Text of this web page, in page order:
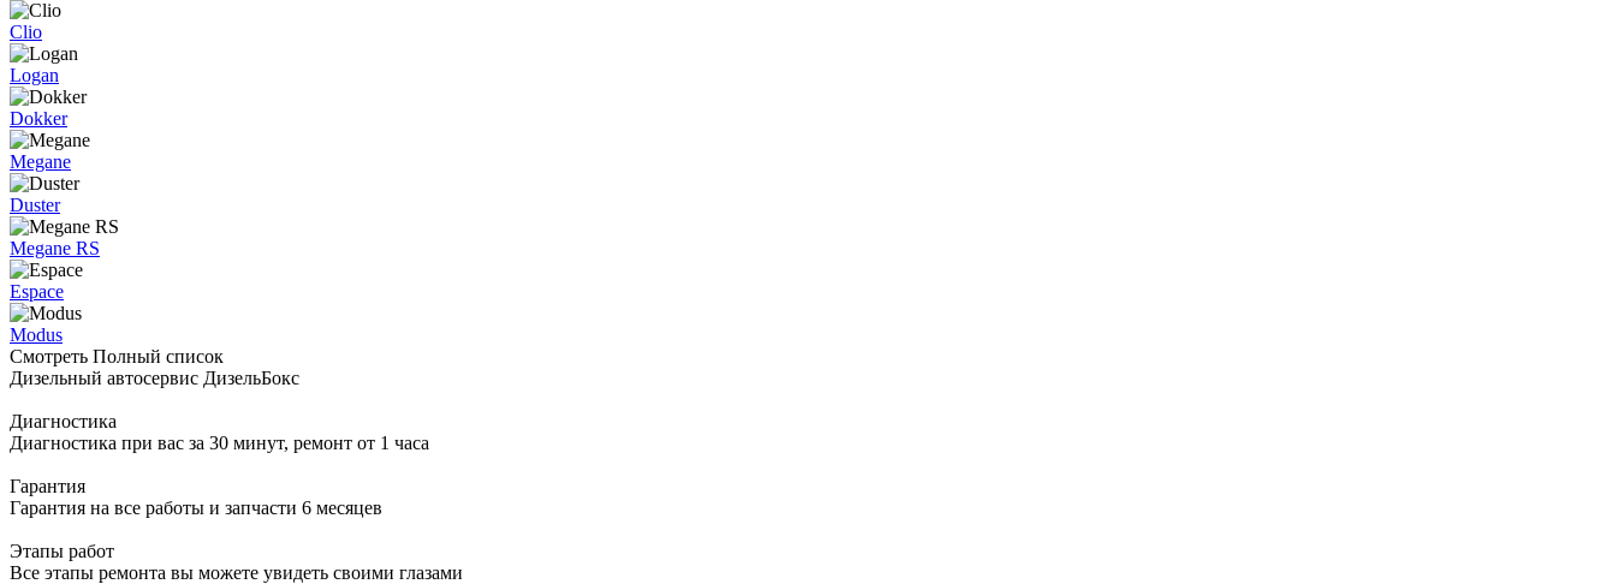
Clio
Logan
Dokker
Megane
Duster
Megane RS
Espace
Modus
Смотреть Полный список
Дизельный автосервис ДизельБокс
Диагностика
Диагностика при вас за 30 минут, ремонт от 1 часа
Гарантия
Гарантия на все работы и запчасти 6 месяцев
Этапы работ
Все этапы ремонта вы можете увидеть своими глазами